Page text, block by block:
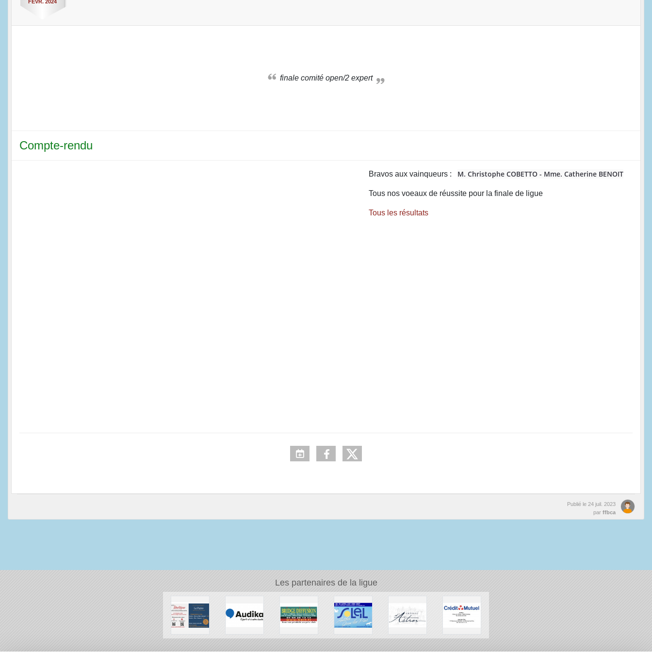
FÉVR. 2024
finale comité open/2 expert
Compte-rendu
Bravos aux vainqueurs : M. Christophe COBETTO - Mme. Catherine BENOIT
Tous nos voeaux de réussite pour la finale de ligue
Tous les résultats
Publié le 24 juil. 2023
par ffbca
Les partenaires de la ligue